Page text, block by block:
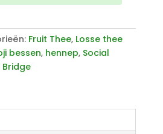
Fruit Thee, Losse thee
bessen, hennep, Social
Bridge